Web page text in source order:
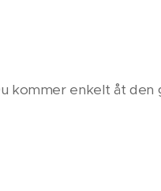
kommer enkelt åt den